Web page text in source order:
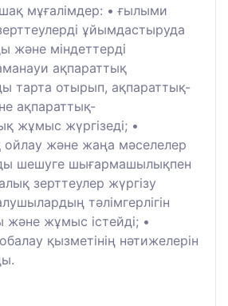
мұғалімдер: • ғылыми
ұйымдастыруда
және міндеттерді
ақпараттық
тарта отырып, ақпараттық-
ақпараттық-
жұмыс жүргізеді; •
және жаңа мәселелер
шешуге шығармашылықпен
зерттеулер жүргізу
тәлімгерлігін
және жұмыс істейді; •
қызметінің нәтижелерін